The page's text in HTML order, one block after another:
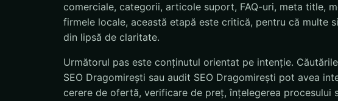
comerciale, categorii, articole suport, FAQ-uri, meta title,
firmele locale, această etapă este critică, pentru că multe
din lipsă de claritate.
Următorul pas este conținutul orientat pe intenție.
SEO Dragomirești sau audit SEO Dragomirești pot avea
cerere de ofertă, verificare de preț, înțelegerea procesului